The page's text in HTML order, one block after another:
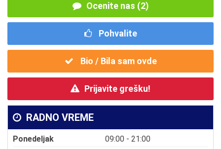
Ocenite nas (2)
Pohvalite
Bio / Bila sam ovde
Prijavite grešku!
RADNO VREME
Ponedeljak
09:00 - 21:00